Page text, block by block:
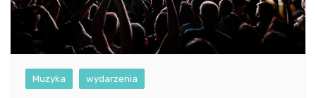
Muzyka wydarzenia